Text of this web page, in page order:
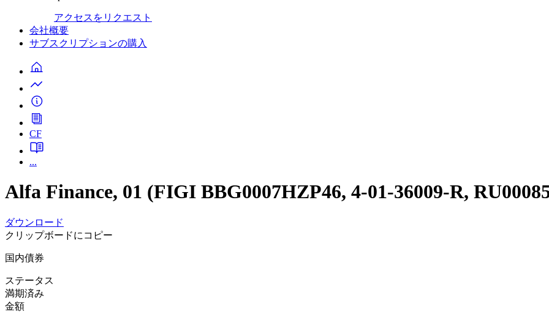
アクセスをリクエスト
会社概要
サブスクリプションの購入
CF
...
Alfa Finance, 01 (FIGI BBG0007HZP46, 4-01-36009-R,
ダウンロード
クリップボードにコピー
国内債券
ステータス
満期済み
金額